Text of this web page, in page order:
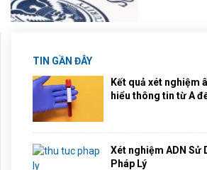
TIN GẦN ĐÂY
Kết quả xét nghiệm
hiểu thông tin từ A
Xét nghiệm ADN Sử
Pháp Lý